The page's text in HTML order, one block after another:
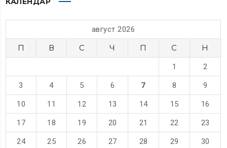
август 2026
П В С Ч П С Н
1 2
3 4 5 6 7 8 9
10 11 12 13 14 15 16
17 18 19 20 21 22 23
24 25 26 27 28 29 30